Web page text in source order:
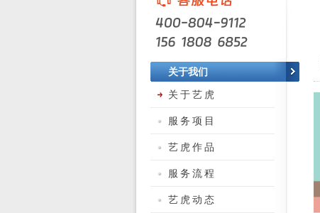
关于我们
关于艺虎
服务项目
艺虎作品
服务流程
艺虎动态